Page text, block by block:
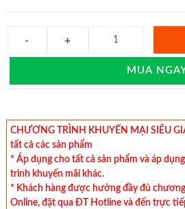
MUA
CHƯƠNG TRÌNH KHUYẾN MẠI SIÊU
tất cả các sản phẩm
* Áp dụng cho tất cả sản phẩm và áp
trình khuyến mãi khác.
* Khách hàng được hưởng đầy đủ
Online, đặt qua ĐT Hotline và đến trực